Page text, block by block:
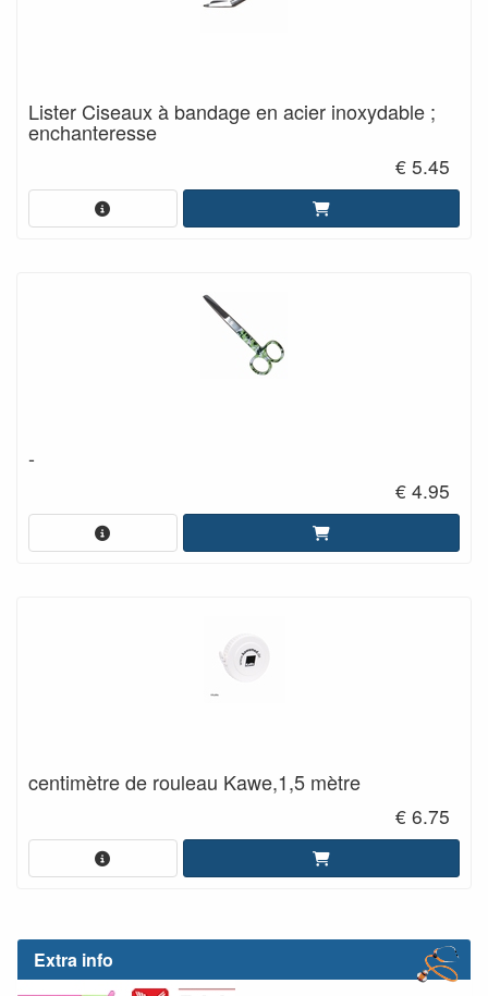
Extra info
Lister Ciseaux à bandage en acier inoxydable ;
enchanteresse
€ 5.45
-
€ 4.95
centimètre de rouleau Kawe,1,5 mètre
€ 6.75